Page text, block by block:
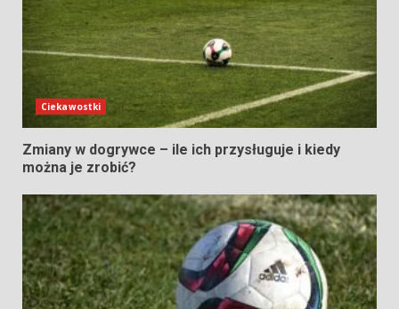
Ciekawostki
Zmiany w dogrywce – ile ich przysługuje i kiedy
można je zrobić?